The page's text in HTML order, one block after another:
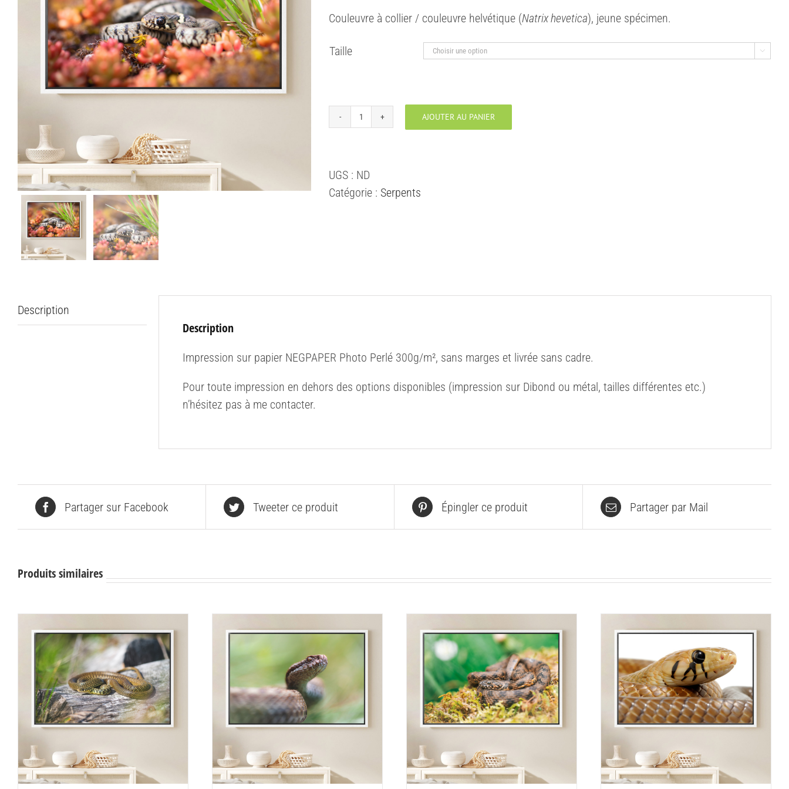
30,00 €
à
130,00 €
Couleuvre à collier / couleuvre helvétique (Natrix hevetica), jeune spécimen.
Taille 
quantité
à
collier
AJOUTER AU PANIER
UGS : ND
Catégorie : Serpents
Description
Description
Impression sur papier NEGPAPER Photo Perlé 300g/m², sans marges et livrée sans cadre.
Pour toute impression en dehors des options disponibles (impression sur Dibond ou métal, tailles différentes etc.)
n’hésitez pas à me contacter.
Partager sur Facebook Tweeter ce produit Épingler ce produit Partager par Mail
Produits similaires